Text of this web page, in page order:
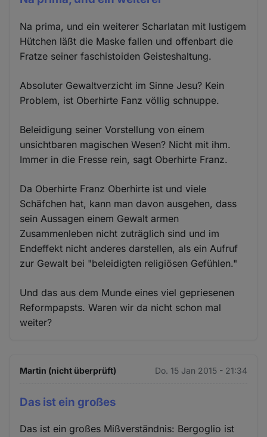
Na prima, und ein weiterer Scharlatan mit lustigem
Hütchen läßt die Maske fallen und offenbart die
Fratze seiner faschistoiden Geisteshaltung.
Absoluter Gewaltverzicht im Sinne Jesu? Kein
Problem, ist Oberhirte Fanz völlig schnuppe.
Beleidigung seiner Vorstellung von einem
unsichtbaren magischen Wesen? Nicht mit ihm.
Immer in die Fresse rein, sagt Oberhirte Franz.
Da Oberhirte Franz Oberhirte ist und viele
Schäfchen hat, kann man davon ausgehen, dass
sein Aussagen einem Gewalt armen
Zusammenleben nicht zuträglich sind und im
Endeffekt nicht anderes darstellen, als ein Aufruf
zur Gewalt bei "beleidigten religiösen Gefühlen."
Und das aus dem Munde eines viel gepriesenen
Reformpapsts. Waren wir da nicht schon mal
weiter?
Martin (nicht überprüft) Do. 15 Jan 2015 - 21:34
Das ist ein großes
Das ist ein großes Mißverständnis: Bergoglio ist